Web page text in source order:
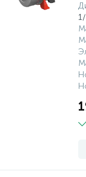
насосов
Системы